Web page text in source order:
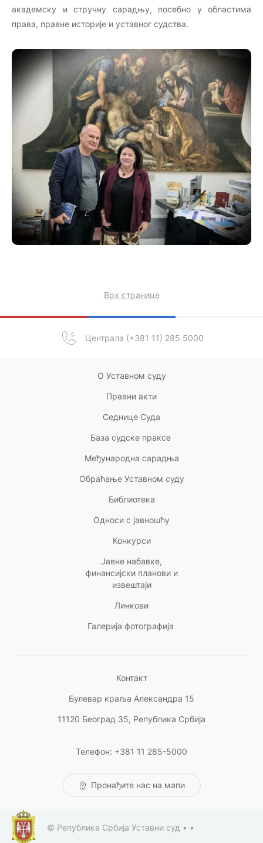
академску и стручну сарадњу, посебно у областима
права, правне историје и уставног судства.
Централа (+381 11) 285 5000
Врх странице
О Уставном суду
Правни акти
Седнице Суда
База судске праксе
Међународна сарадња
Обраћање Уставном суду
Библиотека
Односи с јавношћу
Конкурси
Јавне набавке,
финансијски планови и
извештаји
Линкови
Галерија фотографија
Контакт
Булевар краља Александра 15
11120 Београд 35, Република Србија
Телефон: +381 11 285-5000
Пронађите нас на мапи
© Република Србија Уставни суд • •